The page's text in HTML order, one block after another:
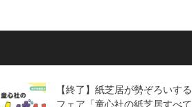
【終了】紙芝居が勢ぞろいする
フェア「童心社の紙芝居すべて